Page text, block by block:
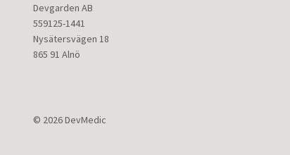
Devgarden AB
559125-1441
Nysätersvägen 18
865 91 Alnö
© 2026 DevMedic